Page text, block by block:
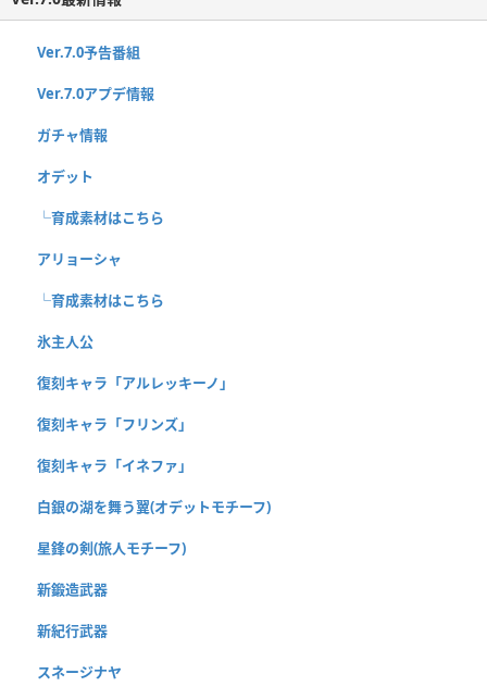
Ver.7.0予告番組
Ver.7.0アプデ情報
ガチャ情報
オデット
└育成素材はこちら
アリョーシャ
└育成素材はこちら
氷主人公
復刻キャラ「アルレッキーノ」
復刻キャラ「フリンズ」
復刻キャラ「イネファ」
白銀の湖を舞う翼(オデットモチーフ)
星鋒の剣(旅人モチーフ)
新鍛造武器
新紀行武器
スネージナヤ